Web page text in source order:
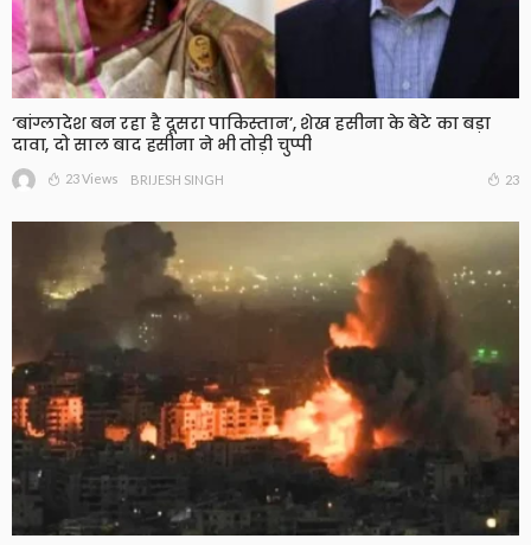
‘बांग्लादेश बन रहा है दूसरा पाकिस्तान’, शेख हसीना के बेटे का बड़ा
दावा, दो साल बाद हसीना ने भी तोड़ी चुप्पी
23 Views BRIJESH SINGH 23